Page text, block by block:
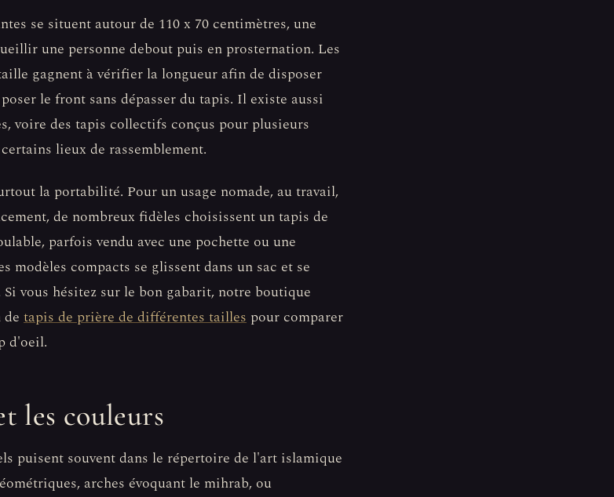
se situent autour de 110 x 70 centimètres, une
une personne debout puis en prosternation. Les
gagnent à vérifier la longueur afin de disposer
le front sans dépasser du tapis. Il existe aussi
voire des tapis collectifs conçus pour plusieurs
lieux de rassemblement.
la portabilité. Pour un usage nomade, au travail,
de nombreux fidèles choisissent un tapis de
parfois vendu avec une pochette ou une
modèles compacts se glissent dans un sac et se
vous hésitez sur le bon gabarit, notre boutique
tapis de prière de différentes tailles pour comparer
d'oeil.
les couleurs
puisent souvent dans le répertoire de l'art islamique
arches évoquant le mihrab, ou